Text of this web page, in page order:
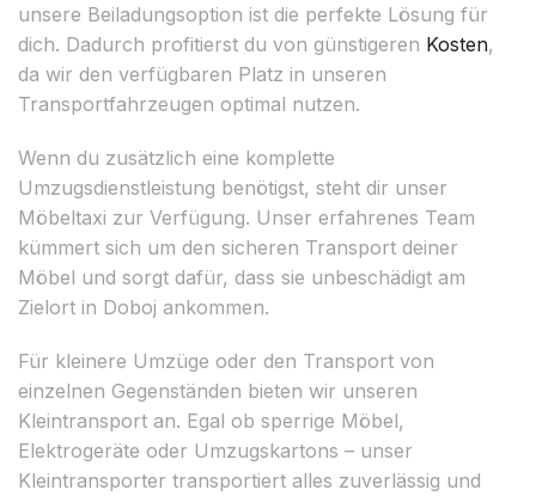
unsere Beiladungsoption ist die perfekte Lösung für
dich. Dadurch profitierst du von günstigeren Kosten,
da wir den verfügbaren Platz in unseren
Transportfahrzeugen optimal nutzen.
Wenn du zusätzlich eine komplette
Umzugsdienstleistung benötigst, steht dir unser
Möbeltaxi zur Verfügung. Unser erfahrenes Team
kümmert sich um den sicheren Transport deiner
Möbel und sorgt dafür, dass sie unbeschädigt am
Zielort in Doboj ankommen.
Für kleinere Umzüge oder den Transport von
einzelnen Gegenständen bieten wir unseren
Kleintransport an. Egal ob sperrige Möbel,
Elektrogeräte oder Umzugskartons – unser
Kleintransporter transportiert alles zuverlässig und